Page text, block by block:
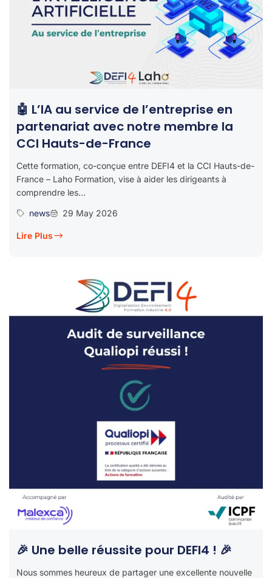
🤖 L’IA au service de l’entreprise en
partenariat avec notre membre la
CCI Hauts-de-France
Cette formation, co-conçue entre DEFI4 et la CCI Hauts-de-
France – Laho Formation, vise à aider les dirigeants à
comprendre les...
news
29 May 2026
Lire Plus
🎉 Une belle réussite pour DEFI4 ! 🎉
Nous sommes heureux de partager une excellente nouvelle